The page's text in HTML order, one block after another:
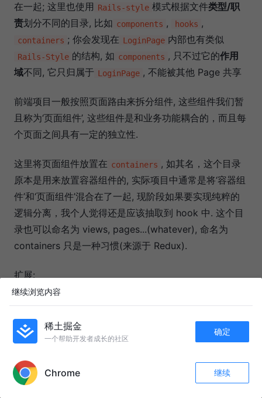
在一起; 这里也使用 Rails-style 模式根据文件类型/职
责划分不同的目录, 比如 components , hooks ,
containers ; 你会发现在 LoginPage 内部也有类似
Rails-Style 的结构, 如 components , 只不过它的作用
域不同, 它只归属于 LoginPage , 不能被其他 Page 共享
前端项目一般按照页面路由来拆分组件, 这些组件我们暂
且称为‘页面组件’, 这些组件是和业务功能耦合的，而且每
个页面之间具有一定的独立性.
这里将页面组件放置在 containers , 如其名，这个目录
原本是用来放置容器组件的, 实际项目中通常是将‘容器组
件’和‘页面组件’混合在了一起, 现阶段如果要实现纯粹的
逻辑分离，我个人觉得还是应该抽取到 hook 中. 这个目
录也可以命名为 views, pages...(whatever), 命名为
containers 只是一种习惯(来源于 Redux).
扩展:
react-boilerplate
161
继续浏览内容
稀土掘金
一个帮助开发者成长的社区
确定
Chrome 继续